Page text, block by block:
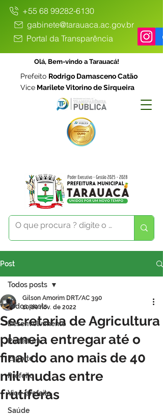
+55 68 99282-6130
gabinete@tarauaca.ac.gov.br
Portal da Transparência
Olá, Bem-vindo a Tarauacá!
Prefeito Rodrigo Damasceno Catão
Vice Marilete Vitorino de Sirqueira
Post
Todos posts
Desenvolvimento
Prefeitura
Esporte
Prefeito
Vice-prefeita
Saúde
Todos posts
Secretaria de Agricultura
planeja entregar até o
final do ano mais de 40
mil mudas entre
frutíferas
Gilson Amorim DRT/AC 390
10 de nov. de 2022